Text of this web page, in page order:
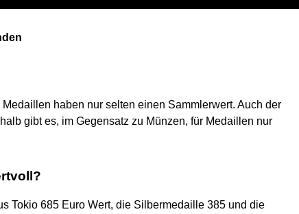
haben nur selten einen Sammlerwert. Auch der
gibt es, im Gegensatz zu Münzen, für Medaillen nur
Tokio 685 Euro Wert, die Silbermedaille 385 und die